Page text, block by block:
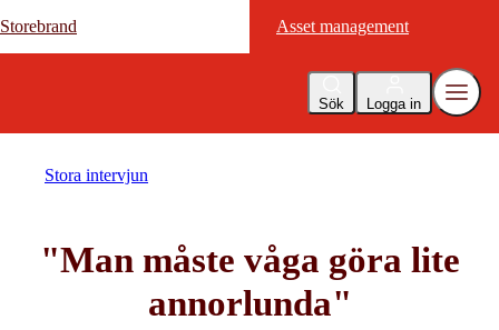
Storebrand Asset management
Sök Logga in
Storebrand Asset management
Stora intervjun
"Man måste våga göra lite
annorlunda"